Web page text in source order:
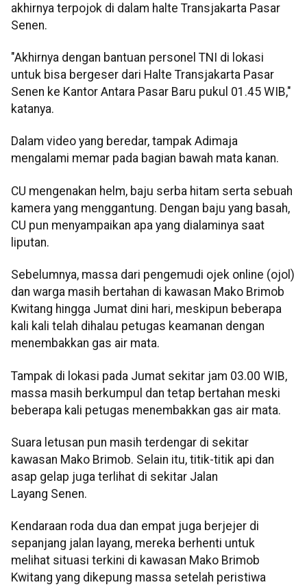
akhirnya terpojok di dalam halte Transjakarta Pasar
Senen.
"Akhirnya dengan bantuan personel TNI di lokasi
untuk bisa bergeser dari Halte Transjakarta Pasar
Senen ke Kantor Antara Pasar Baru pukul 01.45 WIB,"
katanya.
Dalam video yang beredar, tampak Adimaja
mengalami memar pada bagian bawah mata kanan.
CU mengenakan helm, baju serba hitam serta sebuah
kamera yang menggantung. Dengan baju yang basah,
CU pun menyampaikan apa yang dialaminya saat
liputan.
Sebelumnya, massa dari pengemudi ojek online (ojol)
dan warga masih bertahan di kawasan Mako Brimob
Kwitang hingga Jumat dini hari, meskipun beberapa
kali kali telah dihalau petugas keamanan dengan
menembakkan gas air mata.
Tampak di lokasi pada Jumat sekitar jam 03.00 WIB,
massa masih berkumpul dan tetap bertahan meski
beberapa kali petugas menembakkan gas air mata.
Suara letusan pun masih terdengar di sekitar
kawasan Mako Brimob. Selain itu, titik-titik api dan
asap gelap juga terlihat di sekitar Jalan
Layang Senen.
Kendaraan roda dua dan empat juga berjejer di
sepanjang jalan layang, mereka berhenti untuk
melihat situasi terkini di kawasan Mako Brimob
Kwitang yang dikepung massa setelah peristiwa